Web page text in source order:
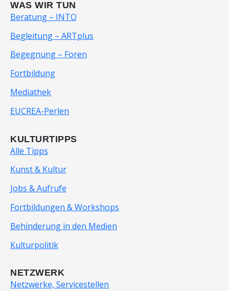
WAS WIR TUN
Beratung – INTO
Begleitung – ARTplus
Begegnung – Foren
Fortbildung
Mediathek
EUCREA-Perlen
KULTURTIPPS
Alle Tipps
Kunst & Kultur
Jobs & Aufrufe
Fortbildungen & Workshops
Behinderung in den Medien
Kulturpolitik
NETZWERK
Netzwerke, Servicestellen